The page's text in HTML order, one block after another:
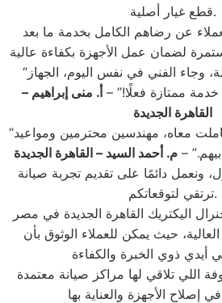
قطع غيار أصلية.
عن رضاهم الكامل بخدمة ما بعد
“طلبت صيانة للغسالة، وجاء الفني في نفس اليوم، الجهاز
خدمة ممتازة فعلًا!” – أ. منى إبراهيم –
القاهرة الجديدة
“أفضل مركز صيانة اتعاملت معاه، مهندسين محترمين ومواعيد
– م. أحمد السيد – القاهرة الجديدة
ونعمل دائمًا على تقديم تجربة صيانة
ترتقي لتوقعاتكم.
اليكتريك القاهرة الجديدة في مصر
العالية، حيث يمكن للعملاء الوثوق بأن
أيدي ذوي الخبرة والكفاءة
اللي تلاقي لها مراكز صيانة معتمدة